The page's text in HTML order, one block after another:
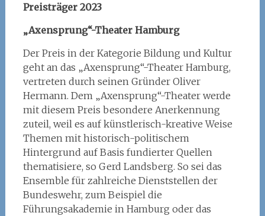
Preisträger 2023
„Axensprung“-Theater Hamburg
Der Preis in der Kategorie Bildung und Kultur
geht an das „Axensprung“-Theater Hamburg,
vertreten durch seinen Gründer Oliver
Hermann. Dem „Axensprung“-Theater werde
mit diesem Preis besondere Anerkennung
zuteil, weil es auf künstlerisch-kreative Weise
Themen mit historisch-politischem
Hintergrund auf Basis fundierter Quellen
thematisiere, so Gerd Landsberg. So sei das
Ensemble für zahlreiche Dienststellen der
Bundeswehr, zum Beispiel die
Führungsakademie in Hamburg oder das